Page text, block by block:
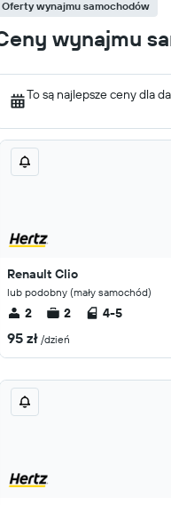
Oferty wynajmu samochodów
wynajmu
To są najlepsze ceny dla
Renault Clio
lub podobny (mały samochód)
2 2 4-5
95 zł /dzień